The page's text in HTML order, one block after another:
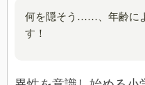
何を隠そう……、年齢に
す！